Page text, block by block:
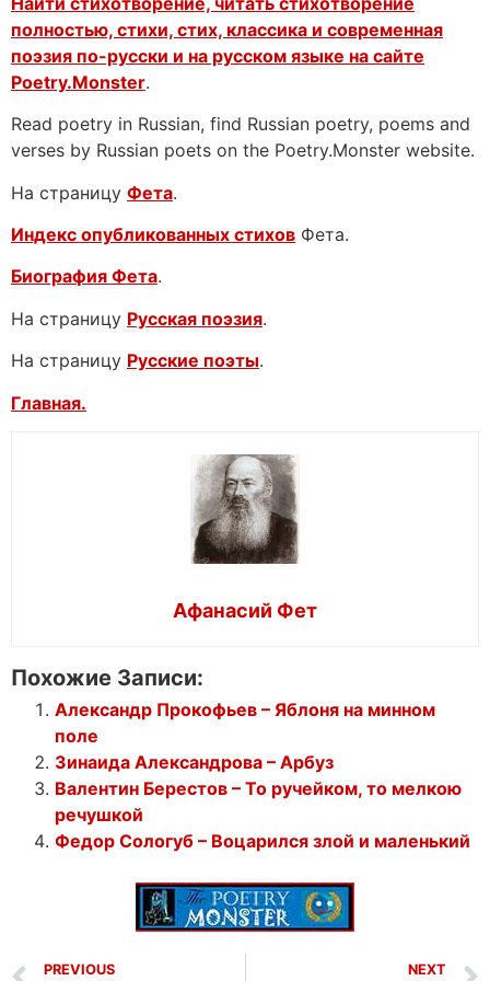
полностью, стихи, стих, классика и современная
поэзия по-русски и на русском языке на сайте
Poetry.Monster.
Read poetry in Russian, find Russian poetry, poems and
verses by Russian poets on the Poetry.Monster website.
На страницу Фета.
Индекс опубликованных стихов Фета.
Биография Фета.
На страницу Русская поэзия.
На страницу Русские поэты.
Главная.
Афанасий Фет
Похожие Записи:
Александр Прокофьев – Яблоня на минном
поле
Зинаида Александрова – Арбуз
Валентин Берестов – То ручейком, то мелкою
речушкой
Федор Сологуб – Воцарился злой и маленький
PREVIOUS NEXT